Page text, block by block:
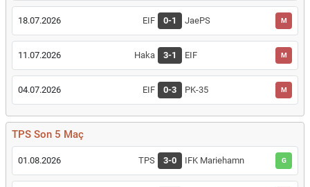
18.07.2026 EIF 0-1 JaePS M
11.07.2026 Haka 3-1 EIF M
04.07.2026 EIF 0-3 PK-35 M
TPS Son 5 Maç
01.08.2026 TPS 3-0 IFK Mariehamn G